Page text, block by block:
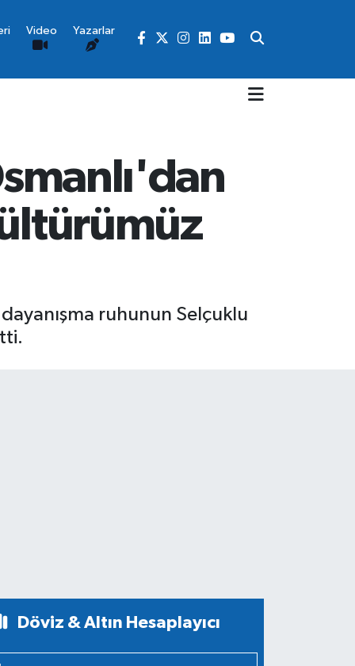
Video Yazarlar
ruhunun Selçuklu
Döviz & Altın Hesaplayıcı